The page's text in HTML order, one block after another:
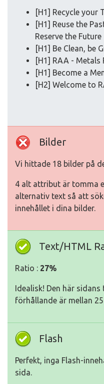
[H1] Recycle your
[H1] Reuse the
Reserve the Future
[H1] Be Clean, be
[H1] RAA - Metals
[H1] Become a
[H2] Welcome to
Bilder
Vi hittade 18 bilder på
4 alt attribut är tomma
alternativ text så att
innehållet i dina bilder.
Text/HTML
Ratio : 27%
Idealisk! Den här
förhållande är mellan
Flash
Perfekt, inga Flash-
sida.